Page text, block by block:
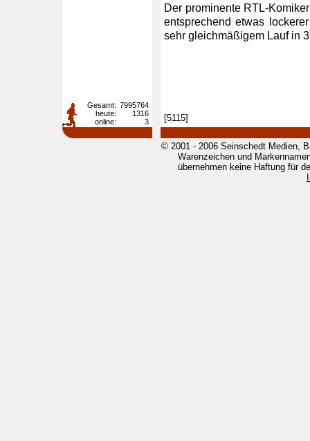
Der prominente RTL-
entsprechend etwas
sehr gleichmäßigem Lauf in
[5115]
Gesamt: 7995764
heute:
1316
online:
3
© 2001 - 2006 Seinschedt Medien,
Warenzeichen und
übernehmen keine Haftung für